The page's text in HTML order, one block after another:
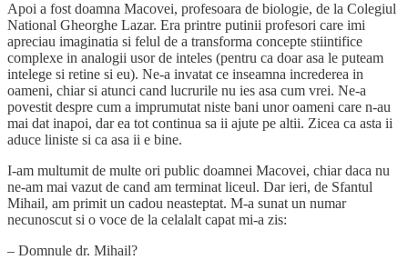
Apoi a fost doamna Macovei, profesoara de biologie, de la Colegiul
National Gheorghe Lazar. Era printre putinii profesori care imi
apreciau imaginatia si felul de a transforma concepte stiintifice
complexe in analogii usor de inteles (pentru ca doar asa le puteam
intelege si retine si eu). Ne-a invatat ce inseamna increderea in
oameni, chiar si atunci cand lucrurile nu ies asa cum vrei. Ne-a
povestit despre cum a imprumutat niste bani unor oameni care n-au
mai dat inapoi, dar ea tot continua sa ii ajute pe altii. Zicea ca asta ii
aduce liniste si ca asa ii e bine.
I-am multumit de multe ori public doamnei Macovei, chiar daca nu
ne-am mai vazut de cand am terminat liceul. Dar ieri, de Sfantul
Mihail, am primit un cadou neasteptat. M-a sunat un numar
necunoscut si o voce de la celalalt capat mi-a zis:
– Domnule dr. Mihail?